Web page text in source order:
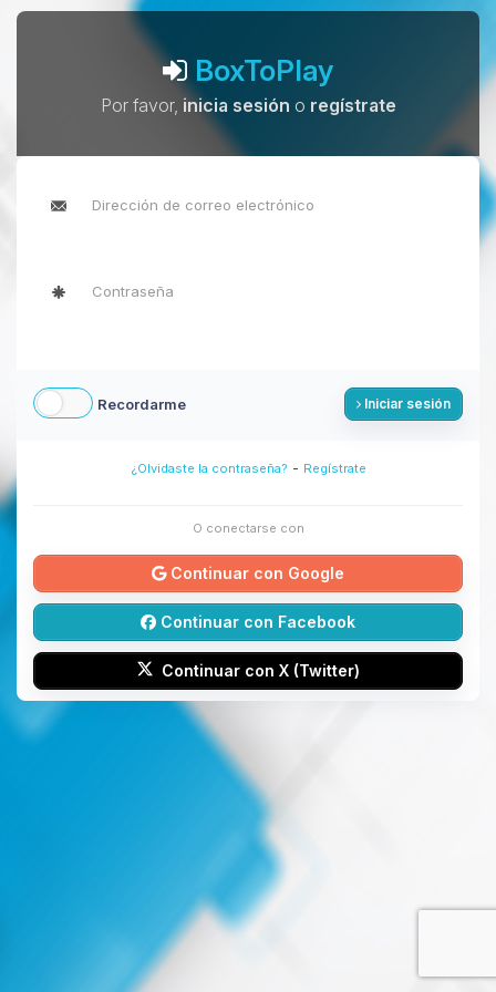
BoxToPlay
Por favor, inicia sesión o regístrate
Recordarme Iniciar sesión
¿Olvidaste la contraseña? - Regístrate
O conectarse con
Continuar con Google
Continuar con Facebook
Continuar con X (Twitter)